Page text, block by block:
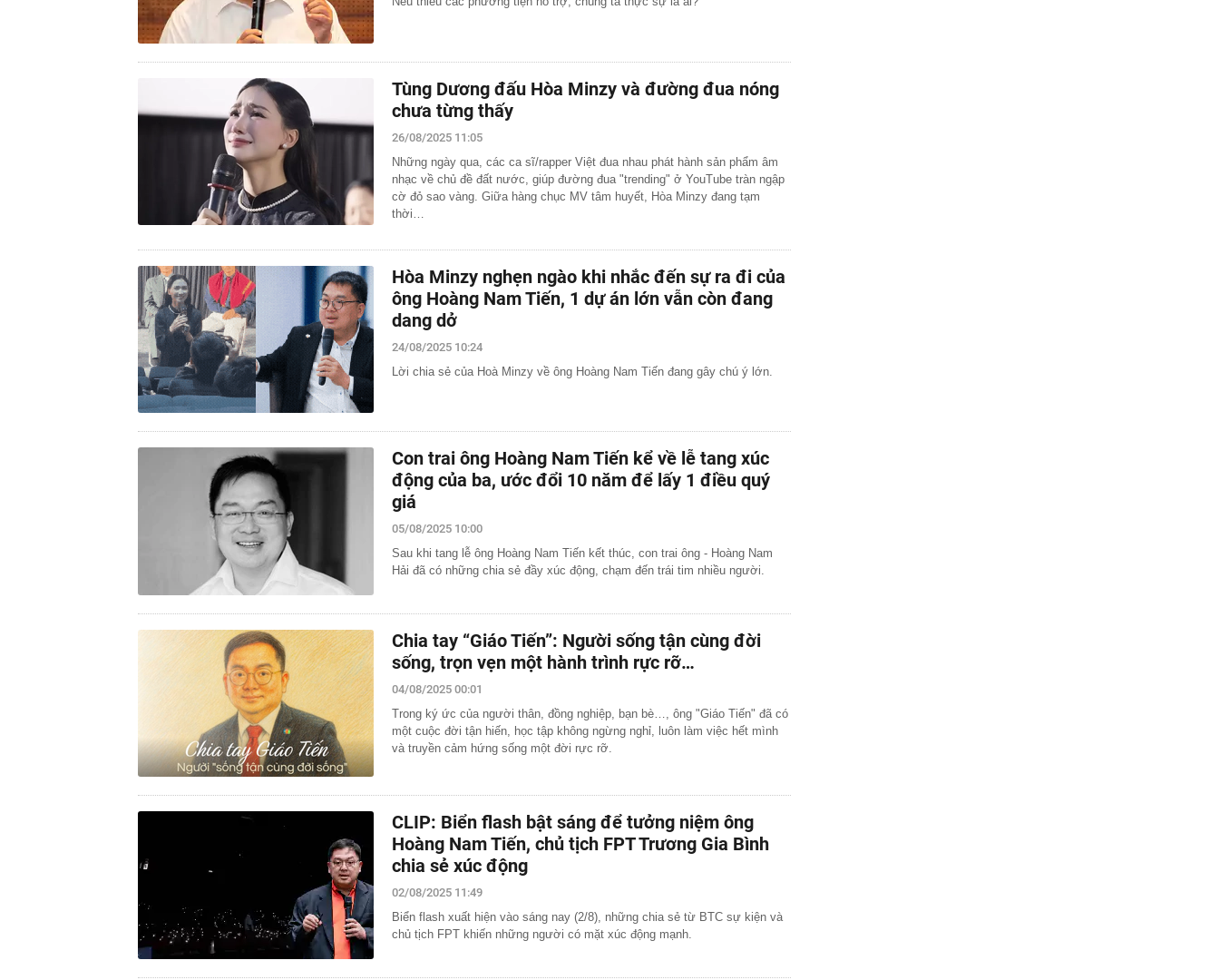
Tùng Dương đấu Hòa Minzy và đường đua nóng
chưa từng thấy
26/08/2025 11:05
Những ngày qua, các ca sĩ/rapper Việt đua nhau phát hành sản phẩm âm
nhạc về chủ đề đất nước, giúp đường đua "trending" ở YouTube tràn ngập
cờ đỏ sao vàng. Giữa hàng chục MV tâm huyết, Hòa Minzy đang tạm
thời…
Hòa Minzy nghẹn ngào khi nhắc đến sự ra đi của
ông Hoàng Nam Tiến, 1 dự án lớn vẫn còn đang
dang dở
24/08/2025 10:24
Lời chia sẻ của Hoà Minzy về ông Hoàng Nam Tiến đang gây chú ý lớn.
Con trai ông Hoàng Nam Tiến kể về lễ tang xúc
động của ba, ước đổi 10 năm để lấy 1 điều quý
giá
05/08/2025 10:00
Sau khi tang lễ ông Hoàng Nam Tiến kết thúc, con trai ông - Hoàng Nam
Hải đã có những chia sẻ đầy xúc động, chạm đến trái tim nhiều người.
Chia tay “Giáo Tiến”: Người sống tận cùng đời
sống, trọn vẹn một hành trình rực rỡ…
04/08/2025 00:01
Trong ký ức của người thân, đồng nghiệp, bạn bè…, ông "Giáo Tiến" đã có
một cuộc đời tận hiến, học tập không ngừng nghỉ, luôn làm việc hết mình
và truyền cảm hứng sống một đời rực rỡ.
CLIP: Biển flash bật sáng để tưởng niệm ông
Hoàng Nam Tiến, chủ tịch FPT Trương Gia Bình
chia sẻ xúc động
02/08/2025 11:49
Biển flash xuất hiện vào sáng nay (2/8), những chia sẻ từ BTC sự kiện và
chủ tịch FPT khiến những người có mặt xúc động mạnh.